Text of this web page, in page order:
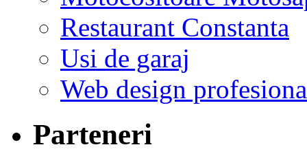
Restaurant Constanta
Usi de garaj
Web design
Parteneri